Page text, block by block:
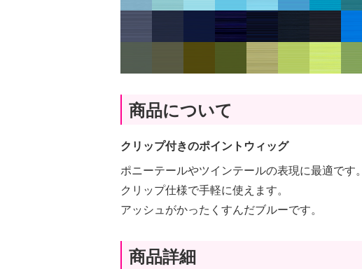
商品について
クリップ付きのポイントウィッグ
ポニーテールやツインテールの表現に最適です。
クリップ仕様で手軽に使えます。
アッシュがかったくすんだブルーです。
商品詳細